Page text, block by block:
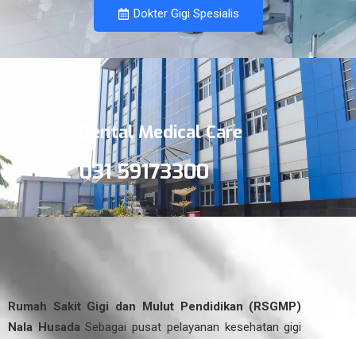
Dokter Gigi Spesialis
Dental Medical Care
031 59173300
Rumah Sakit Gigi dan Mulut Pendidikan (RSGMP)
Nala Husada Sebagai pusat pelayanan kesehatan gigi